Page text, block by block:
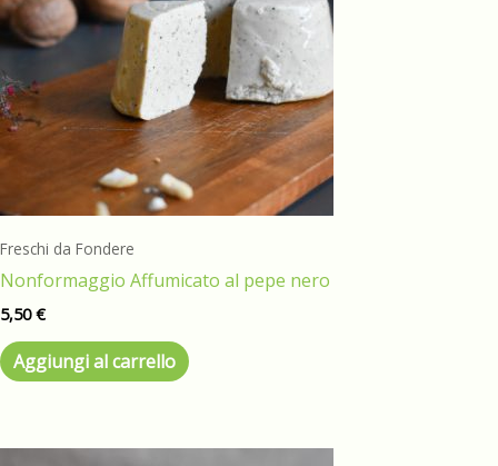
Freschi da Fondere
Nonformaggio Affumicato al pepe nero
5,50€
Aggiungi al carrello